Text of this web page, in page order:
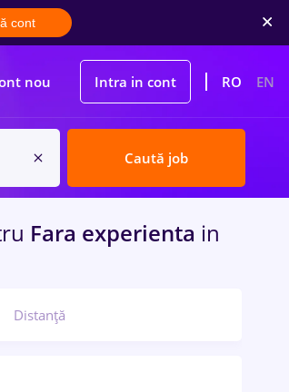
cont
nou Intra in cont RO EN
Caută job
Fara experienta in
Distanță